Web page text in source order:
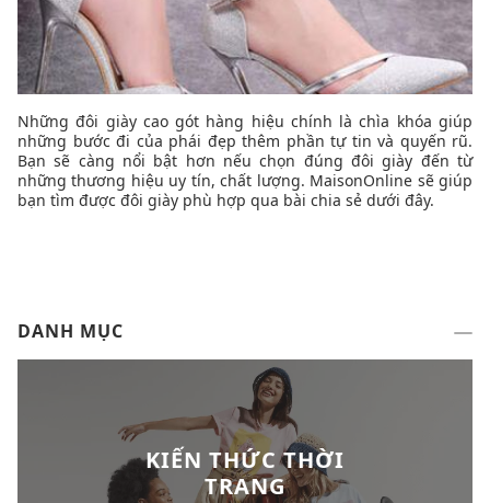
Những đôi giày cao gót hàng hiệu chính là chìa khóa giúp
những bước đi của phái đẹp thêm phần tự tin và quyến rũ.
Bạn sẽ càng nổi bật hơn nếu chọn đúng đôi giày đến từ
những thương hiệu uy tín, chất lượng. MaisonOnline sẽ giúp
bạn tìm được đôi giày phù hợp qua bài chia sẻ dưới đây.
DANH MỤC
KIẾN THỨC THỜI
TRANG